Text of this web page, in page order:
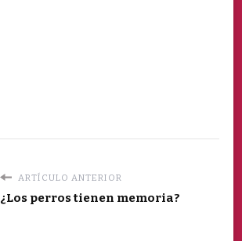
ARTÍCULO ANTERIOR
¿Los perros tienen memoria?